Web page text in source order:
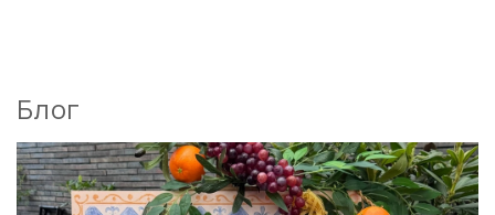
Блог